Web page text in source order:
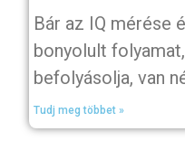
Bár az IQ mérése
bonyolult
befolyásolja, van
Tudj meg többet »